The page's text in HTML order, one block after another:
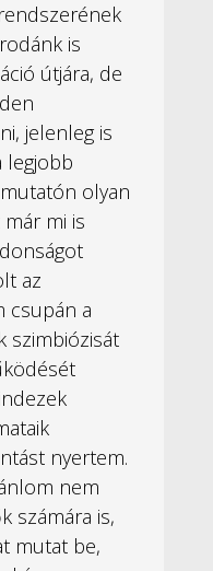
is
útjára, de
jelenleg is
legjobb
olyan
mi is
az
csupán a
szimbiózisát
nyertem.
nem
számára is,
mutat be,